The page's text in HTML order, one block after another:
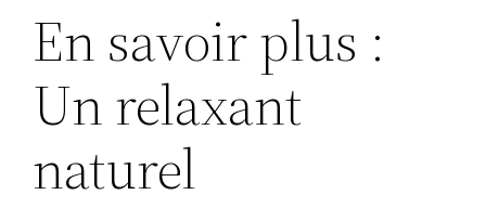
En savoir plus :
Un relaxant
naturel